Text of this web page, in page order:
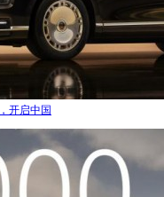
开启中国